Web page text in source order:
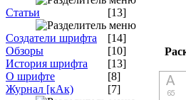
Статьи [13]
Создатели шрифта
[14]
Обзоры
[10]
История шрифта
[13]
О шрифте
[8]
Журнал [кАк)
[7]